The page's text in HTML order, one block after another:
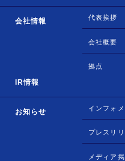
会社情報 代表挨拶
会社概要
拠点
IR情報
お知らせ インフォ
プレスリリ
メディア